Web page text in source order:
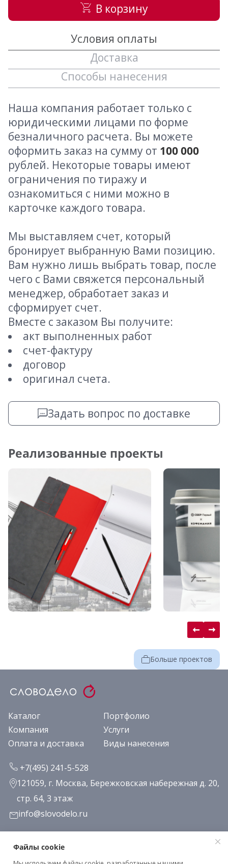
В корзину
Условия оплаты
Доставка
Способы нанесения
Наша компания работает только с
юридическими лицами по форме
безналичного расчета. Вы можете
оформить заказ на сумму от 100 000
рублей. Некоторые товары имеют
ограничения по тиражу и
ознакомиться с ними можно в
карточке каждого товара.
Мы выставляем счет, который
бронирует выбранную Вами позицию.
Вам нужно лишь выбрать товар, после
чего с Вами свяжется персональный
менеджер, обработает заказ и
сформирует счет.
Вместе с заказом Вы получите:
акт выполненных работ
счет-фактуру
договор
оригинал счета.
Задать вопрос по доставке
Реализованные проекты
Больше проектов
Каталог
Портфолио
Компания
Услуги
Оплата и доставка
Виды нанесения
+7(495) 241-5-528
121059, г. Москва, Бережковская набережная д. 20,
стр. 64, 3 этаж
info@slovodelo.ru
Заказать звонок
Файлы cookie